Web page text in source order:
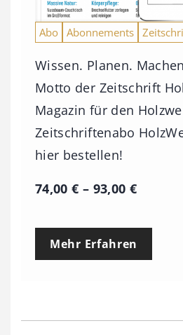
Abo Abonnements
Wissen. Planen.
Motto der Zeitschrift
Magazin für den
Zeitschriftenabo
hier bestellen!
74,00€ – 93,00 €P
e
p
Mehr Erfahren